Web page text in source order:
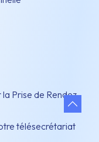
Prise de Rendez-
télésecrétariat